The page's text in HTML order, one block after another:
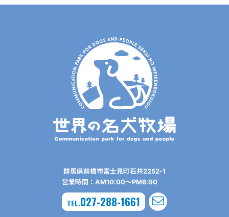
群⾺県前橋市富⼠⾒町⽯井2252-1
営業時間：AM10:00〜PM6:00
TEL.027-288-1661